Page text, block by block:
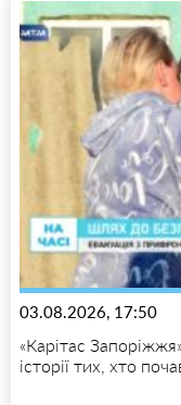
03.08.2026, 17:50
«Карітас
історії тих, хто